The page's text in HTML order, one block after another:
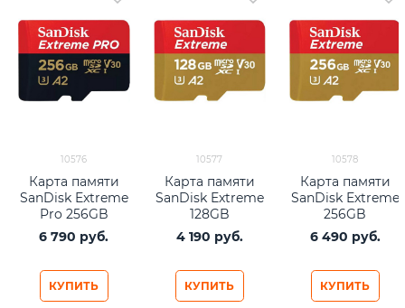
10576
Карта памяти
SanDisk Extreme
Pro 256GB
microSDXC UHS-
I + SD адаптер
GN6MA)
6 790 руб.
КУПИТЬ
10577
Карта памяти
SanDisk Extreme
128GB
microSDXC UHS-
I (SDSQXAA-
4 190 руб.
КУПИТЬ
10578
Карта памяти
SanDisk Extreme
256GB
microSDXC UHS-
I (SDSQXAV-
6 490 руб.
КУПИТЬ